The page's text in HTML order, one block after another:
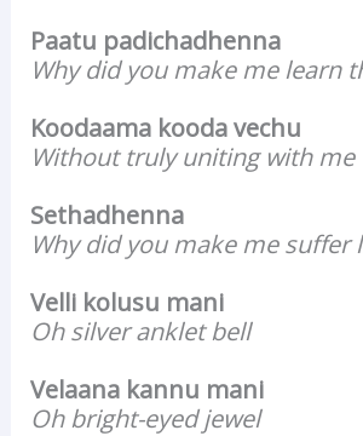
Paatu padichadhenna
Why did you make me learn
Koodaama kooda vechu
Without truly uniting with me
Sethadhenna
Why did you make me suffer
Velli kolusu mani
Oh silver anklet bell
Velaana kannu mani
Oh bright-eyed jewel